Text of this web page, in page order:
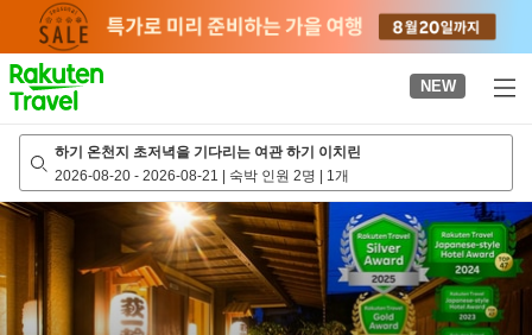
page
NEW
하기 온천지 초저녁을 기다리는 여관 하기 이치린
2026-08-20 - 2026-08-21 | 숙박 인원 2명 | 1개